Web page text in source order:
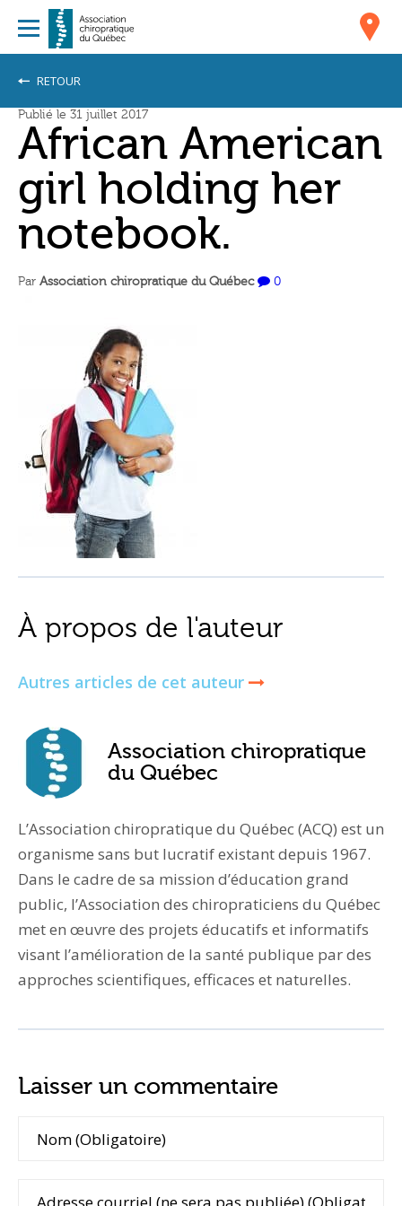
RETOUR
Publié le 31 juillet 2017
African American
girl holding her
notebook.
Par Association chiropratique du Québec 0
À propos de l'auteur
Autres articles de cet auteur
Association chiropratique
du Québec
L’Association chiropratique du Québec (ACQ) est un
organisme sans but lucratif existant depuis 1967.
Dans le cadre de sa mission d’éducation grand
public, l’Association des chiropraticiens du Québec
met en œuvre des projets éducatifs et informatifs
visant l’amélioration de la santé publique par des
approches scientifiques, efficaces et naturelles.
Laisser un commentaire